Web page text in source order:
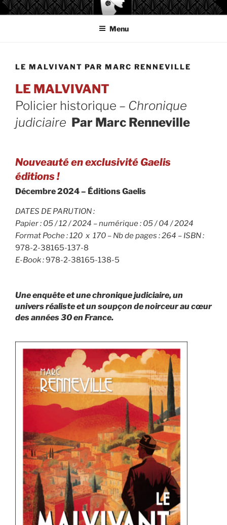
Aller
au
GAELIS ÉDITIONS
Menu
LE MALVIVANT PAR MARC RENNEVILLE
LE MALVIVANT
Policier historique – Chronique
judiciaire Par Marc Renneville
Nouveauté en exclusivité Gaelis
éditions !
Décembre 2024 – Éditions Gaelis
DATES DE PARUTION :
Papier : 05 / 12 / 2024 – numérique : 05 / 04 / 2024
Format Poche : 120 x 170 – Nb de pages : 264 – ISBN :
978-2-38165-137-8
E-Book :978-2-38165-138-5
Une enquête et une chronique judiciaire, un
univers réaliste et un soupçon de noirceur au cœur
des années 30 en France.